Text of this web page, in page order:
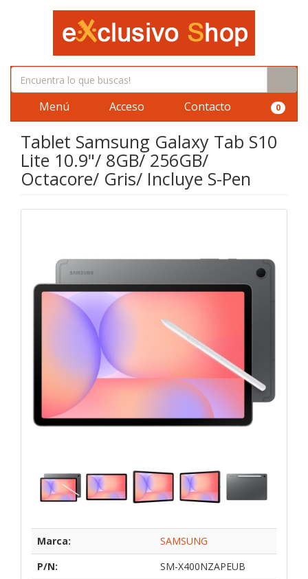
Menú Acceso Contacto 0
Tablet Samsung Galaxy Tab S10
Lite 10.9"/ 8GB/ 256GB/
Octacore/ Gris/ Incluye S-Pen
Marca:
SAMSUNG
P/N:
SM-X400NZAPEUB